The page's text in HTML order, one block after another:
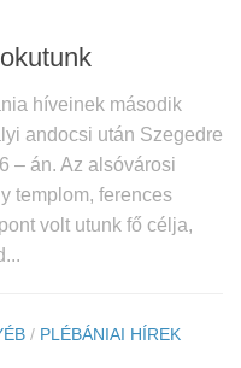
híveinek második
andocsi után Szegedre
– án. Az alsóvárosi
templom, ferences
volt utunk fő célja,
/ PLÉBÁNIAI HÍREK